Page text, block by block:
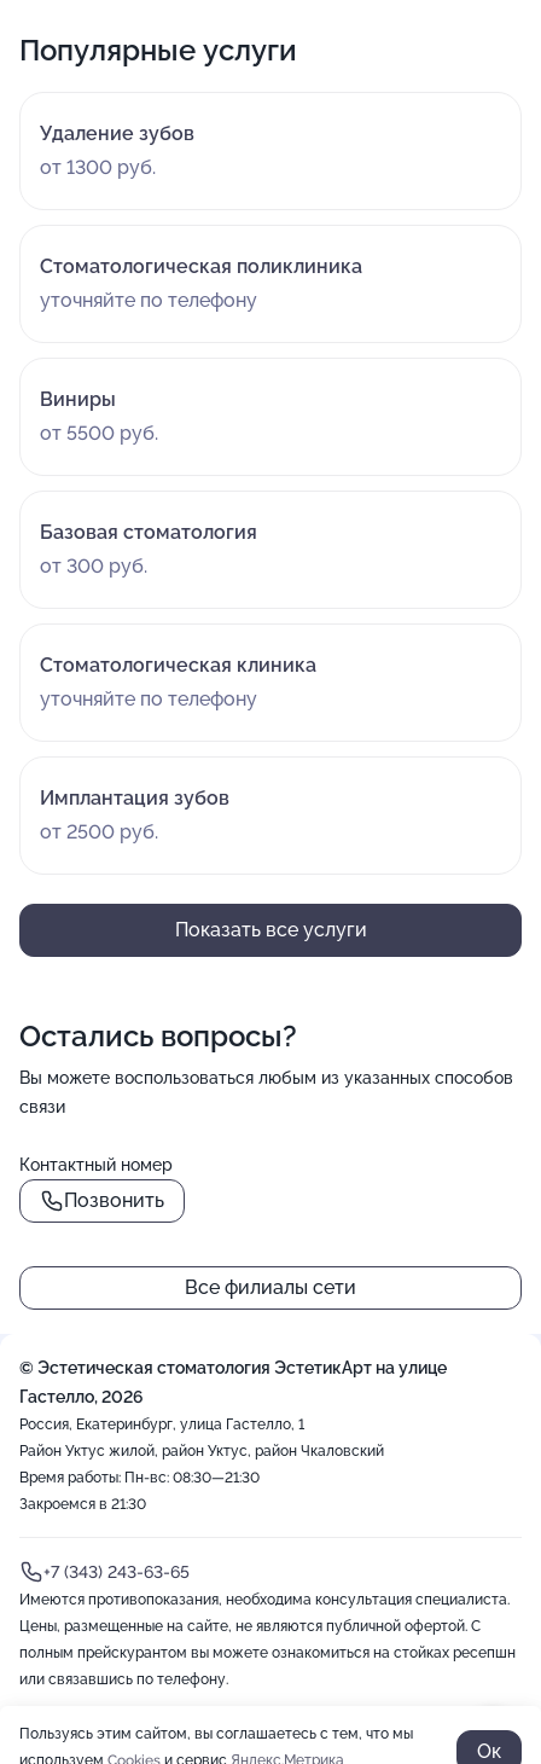
Популярные услуги
Удаление зубов
от 1300 руб.
Стоматологическая поликлиника
уточняйте по телефону
Виниры
от 5500 руб.
Базовая стоматология
от 300 руб.
Стоматологическая клиника
уточняйте по телефону
Имплантация зубов
от 2500 руб.
Показать все услуги
Остались вопросы?
Вы можете воспользоваться любым из указанных способов
связи
Контактный номер
Позвонить
`````
−
Все филиалы сети
© Эстетическая стоматология ЭстетикАрт на улице
Гастелло, 2026
Россия, Екатеринбург, улица Гастелло, 1
Район Уктус жилой, район Уктус, район Чкаловский
Время работы: Пн-вс: 08:30—21:30
Закроемся в 21:30
+7 (343) 243-63-65
Имеются противопоказания, необходима консультация специалиста.
Цены, размещенные на сайте, не являются публичной офертой. С
полным прейскурантом вы можете ознакомиться на стойках ресепшн
или связавшись по телефону.
2012-2026 © ZOON Разработано в Zoon
Пользуясь этим сайтом, вы соглашаетесь с тем, что мы
используем Cookies и сервис Яндекс.Метрика Ок